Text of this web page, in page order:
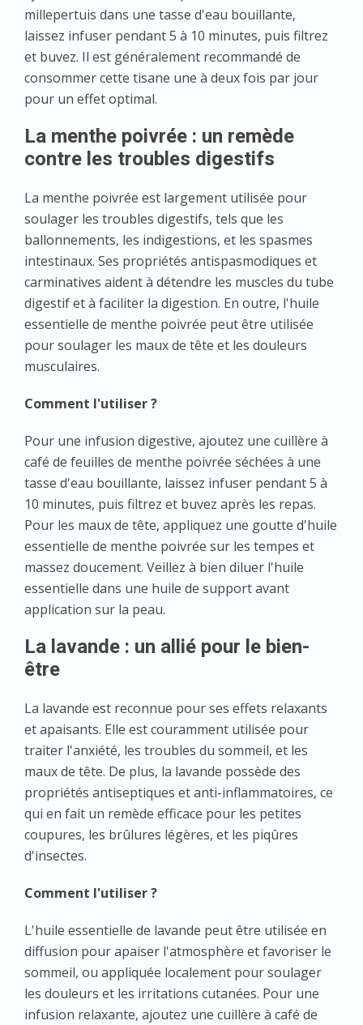
millepertuis dans une tasse d'eau bouillante,
laissez infuser pendant 5 à 10 minutes, puis filtrez
et buvez. Il est généralement recommandé de
consommer cette tisane une à deux fois par jour
pour un effet optimal.
La menthe poivrée : un remède
contre les troubles digestifs
La menthe poivrée est largement utilisée pour
soulager les troubles digestifs, tels que les
ballonnements, les indigestions, et les spasmes
intestinaux. Ses propriétés antispasmodiques et
carminatives aident à détendre les muscles du tube
digestif et à faciliter la digestion. En outre, l'huile
essentielle de menthe poivrée peut être utilisée
pour soulager les maux de tête et les douleurs
musculaires.
Comment l'utiliser ?
Pour une infusion digestive, ajoutez une cuillère à
café de feuilles de menthe poivrée séchées à une
tasse d'eau bouillante, laissez infuser pendant 5 à
10 minutes, puis filtrez et buvez après les repas.
Pour les maux de tête, appliquez une goutte d'huile
essentielle de menthe poivrée sur les tempes et
massez doucement. Veillez à bien diluer l'huile
essentielle dans une huile de support avant
application sur la peau.
La lavande : un allié pour le bien-
être
La lavande est reconnue pour ses effets relaxants
et apaisants. Elle est couramment utilisée pour
traiter l'anxiété, les troubles du sommeil, et les
maux de tête. De plus, la lavande possède des
propriétés antiseptiques et anti-inflammatoires, ce
qui en fait un remède efficace pour les petites
coupures, les brûlures légères, et les piqûres
d'insectes.
Comment l'utiliser ?
L'huile essentielle de lavande peut être utilisée en
diffusion pour apaiser l'atmosphère et favoriser le
sommeil, ou appliquée localement pour soulager
les douleurs et les irritations cutanées. Pour une
infusion relaxante, ajoutez une cuillère à café de